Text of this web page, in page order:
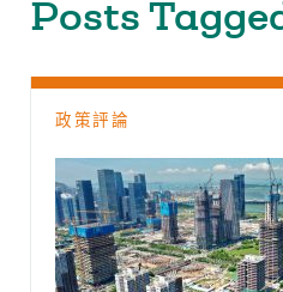
Posts Tagged
政策評論